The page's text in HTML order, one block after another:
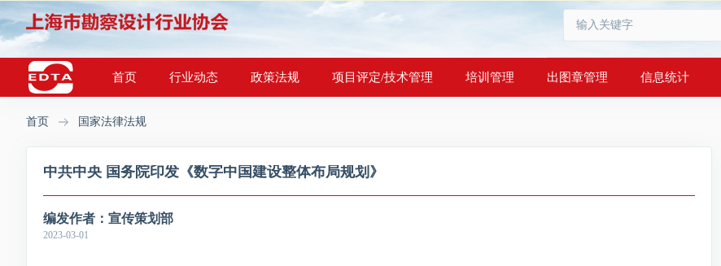
首页 行业动态 政策法规 项目评定/技术管理 培训管理 出图章管理 信息统计
首页 国家法律法规
中共中央 国务院印发《数字中国建设整体布局规划》
编发作者： 宣传策划部
2023-03-01